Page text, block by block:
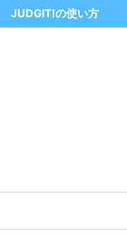
JUDGIT!の使い方